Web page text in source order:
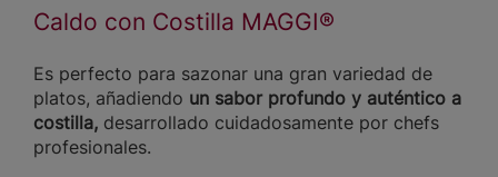
Caldo con Costilla MAGGI®
Es perfecto para sazonar una gran variedad de
platos, añadiendo un sabor profundo y auténtico a
costilla, desarrollado cuidadosamente por chefs
profesionales.